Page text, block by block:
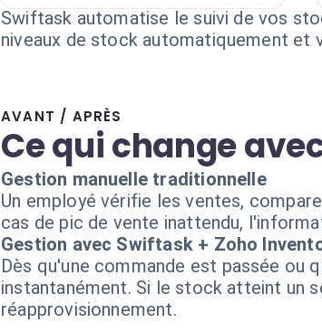
Swiftask automatise le suivi de vos
niveaux de stock automatiquement et
AVANT / APRÈS
Ce qui change
Gestion manuelle traditionnelle
Un employé vérifie les ventes,
cas de pic de vente inattendu,
Gestion avec Swiftask + Zoho
Dès qu'une commande est passée
instantanément. Si le stock atteint un
réapprovisionnement.